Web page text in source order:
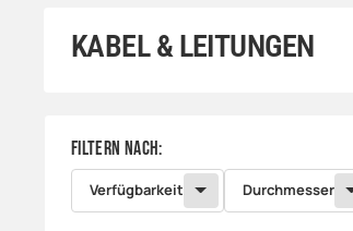
KABEL & LEITUNGEN
Filtern nach:
Verfügbarkeit Durchmesser